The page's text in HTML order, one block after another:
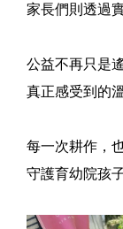
家長們則透過
公益不再只是
真正感受到的溫
每一次耕作，
守護育幼院孩